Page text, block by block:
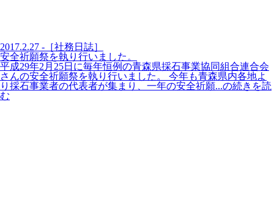
2017.2.27 -［社務日誌］
安全祈願祭を執り行いました。
平成29年2月25日に毎年恒例の青森県採石事業協同組合連合会
さんの安全祈願祭を執り行いました。 今年も青森県内各地よ
り採石事業者の代表者が集まり、一年の安全祈願...の続きを読
む